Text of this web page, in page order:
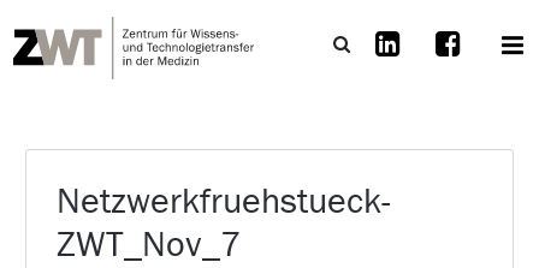
Netzwerkfruehstueck-
ZWT_Nov_7